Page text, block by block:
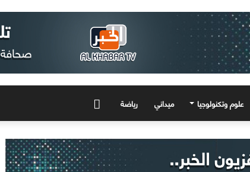
علوم وتكنولوجيا ميداني رياضة